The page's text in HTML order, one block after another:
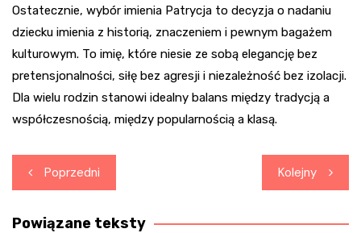
Ostatecznie, wybór imienia Patrycja to decyzja o nadaniu
dziecku imienia z historią, znaczeniem i pewnym bagażem
kulturowym. To imię, które niesie ze sobą elegancję bez
pretensjonalności, siłę bez agresji i niezależność bez izolacji.
Dla wielu rodzin stanowi idealny balans między tradycją a
współczesnością, między popularnością a klasą.
Nawigacja
wpisu
Poprzedni Kolejny
Powiązane teksty